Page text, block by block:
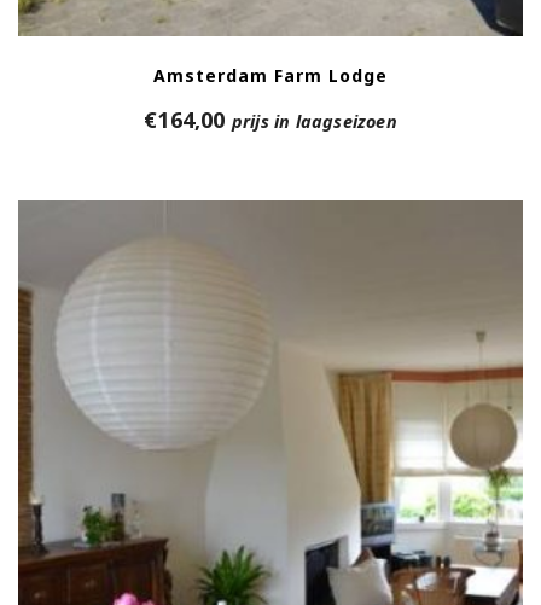
Amsterdam Farm Lodge
€164,00 prijs in laagseizoen